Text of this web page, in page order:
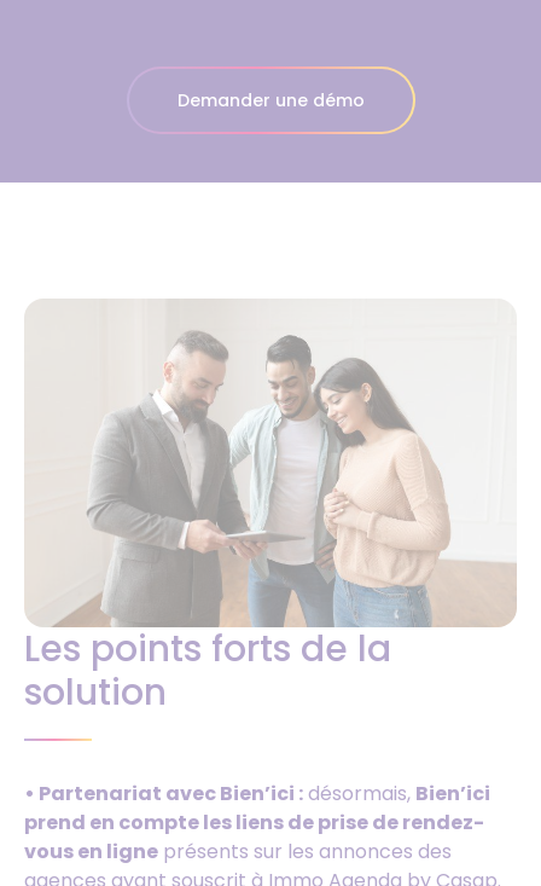
Demander une démo
Les points forts de la
solution
• Partenariat avec Bien’ici :désormais, Bien’ici
prend en compte les liens de prise de rendez-
vous en ligne présents sur les annonces des